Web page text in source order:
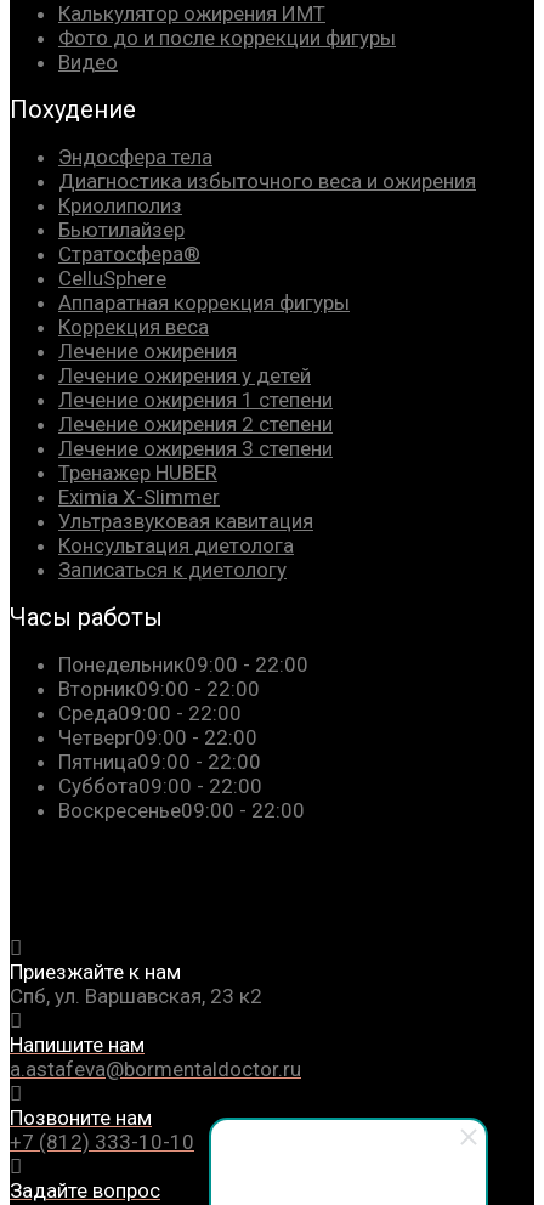
Калькулятор ожирения ИМТ
Фото до и после коррекции фигуры
Видео
Похудение
Эндосфера тела
Диагностика избыточного веса и ожирения
Криолиполиз
Бьютилайзер
Стратосфера®
CelluSphere
Аппаратная коррекция фигуры
Коррекция веса
Лечение ожирения
Лечение ожирения у детей
Лечение ожирения 1 степени
Лечение ожирения 2 степени
Лечение ожирения 3 степени
Тренажер HUBER
Eximia X-Slimmer
Ультразвуковая кавитация
Консультация диетолога
Записаться к диетологу
Часы работы
Понедельник09:00 - 22:00
Вторник09:00 - 22:00
Среда09:00 - 22:00
Четверг09:00 - 22:00
Пятница09:00 - 22:00
Суббота09:00 - 22:00
Воскресенье09:00 - 22:00
Приезжайте к нам
Спб, ул. Варшавская, 23 к2
Напишите нам
a.astafeva@bormentaldoctor.ru
Позвоните нам
+7 (812) 333-10-10
Задайте вопрос